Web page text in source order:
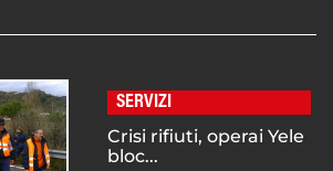
SERVIZI
Crisi rifiuti, operai Yele
bloc...